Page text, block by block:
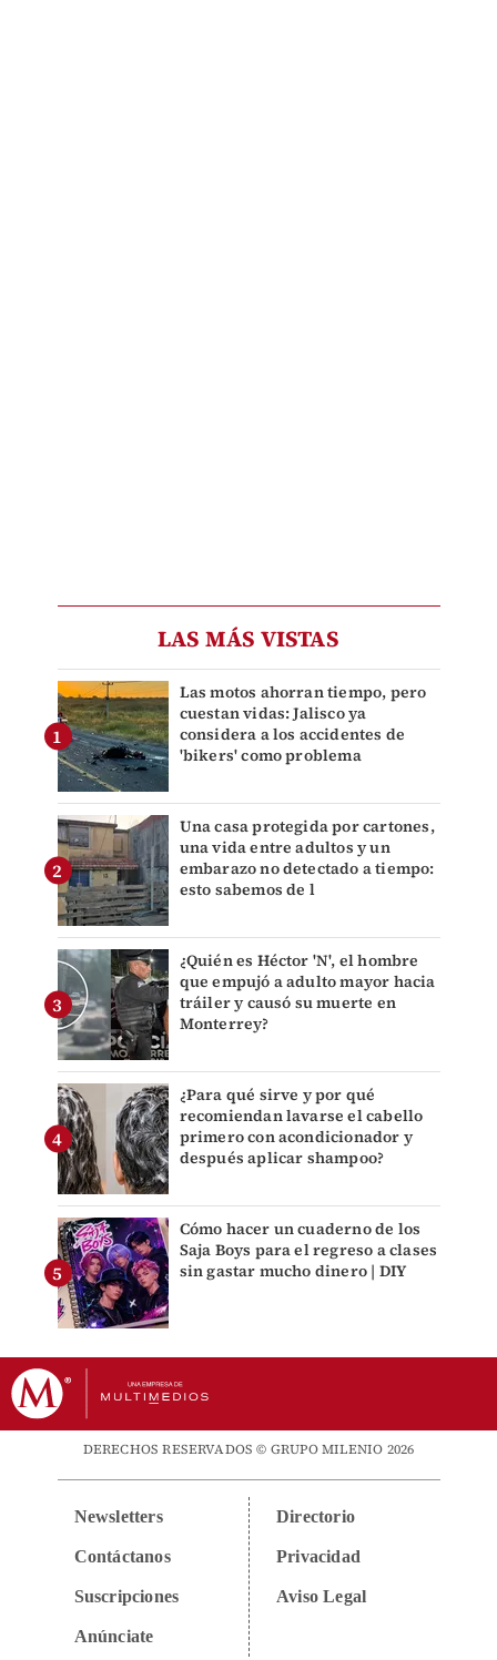
LAS MÁS VISTAS
Las motos ahorran tiempo, pero
cuestan vidas: Jalisco ya
considera a los accidentes de
'bikers' como problema
Una casa protegida por cartones,
una vida entre adultos y un
embarazo no detectado a tiempo:
esto sabemos de l
¿Quién es Héctor 'N', el hombre
que empujó a adulto mayor hacia
tráiler y causó su muerte en
Monterrey?
¿Para qué sirve y por qué
recomiendan lavarse el cabello
primero con acondicionador y
después aplicar shampoo?
Cómo hacer un cuaderno de los
Saja Boys para el regreso a clases
sin gastar mucho dinero | DIY
DERECHOS RESERVADOS © GRUPO MILENIO 2026
Newsletters
Contáctanos
Suscripciones
Anúnciate
Directorio
Privacidad
Aviso Legal